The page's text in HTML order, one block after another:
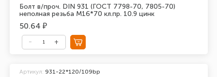
Болт в/проч. DIN 931 (ГОСТ 7798-70, 7805-70)
неполная резьба М16*70 кл.пр. 10.9 цинк
50.64 ₽
Артикул: 931-22*120/109bp